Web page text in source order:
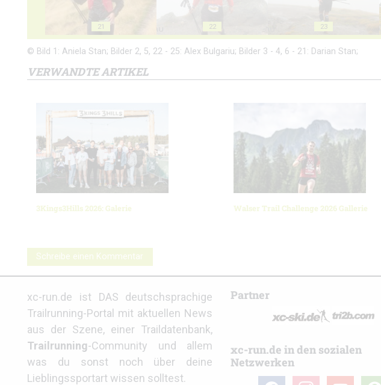
21 22 23
© Bild 1: Aniela Stan; Bilder 2, 5, 22 - 25: Alex Bulgariu; Bilder 3 - 4, 6 - 21: Darian Stan;
VERWANDTE ARTIKEL
3Kings3Hills 2026: Galerie Walser Trail Challenge 2026 Gallerie
Schreibe einen Kommentar
xc-run.de ist DAS deutschsprachige
Trailrunning-Portal mit aktuellen News
aus der Szene, einer Traildatenbank,
Trailrunning-Community und allem
was du sonst noch über deine
Lieblingssportart wissen solltest.
Partner
xc-run.de in den sozialen
Netzwerken